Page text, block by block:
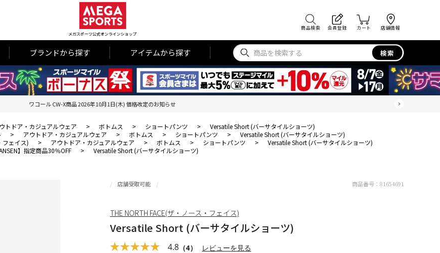
メガスポーツ公式オンラインショップ
商品検索 会員登録 カート 店舗情報
ブランドから探す アイテムから探す 検索
ワコール CW-X商品 2026年10月1日(木) 価格改定のお知らせ
トドア・カジュアルウェア > ボトムス > ショートパンツ >
Versatile Short (バーサタイルショーツ)
> アウトドア・カジュアルウェア > ボトムス > ショートパンツ >
Versatile Short (バーサタイルショーツ)
フェイス) > アウトドア・カジュアルウェア > ボトムス > ショートパンツ >
Versatile Short (バーサタイルショーツ)
】指定商品30％OFF > Versatile Short (バーサタイルショーツ)
店舗受取可能
Versatile Short (バーサタイルショーツ)
4.8 （4） レビューを見る
商品番号： 81654691
THE NORTH FACE(ザ・ノース・フェイス)